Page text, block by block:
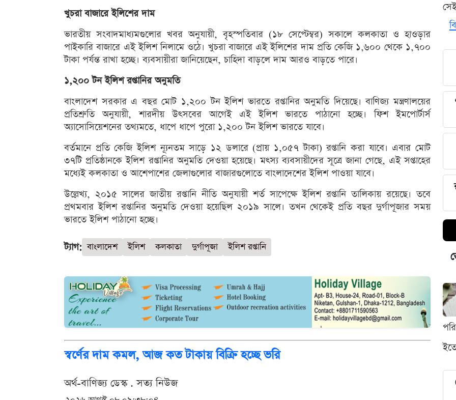
খুচরা বাজারে ইলিশের দাম
ভারতীয় সংবাদমাধ্যমগুলোর খবর অনুযায়ী, বৃহস্পতিবার (১৮ সেপ্টেম্বর) সকালে কলকাতা ও হাওড়ার
পাইকারি বাজারে এই ইলিশ নিলামে ওঠে। খুচরা বাজারে এই ইলিশের দাম প্রতি কেজি ১,৬০০ থেকে ১,৭০০
টাকা পর্যন্ত রাখা হচ্ছে। ব্যবসায়ীরা জানিয়েছেন, চাহিদা বাড়লে দাম আরও বাড়তে পারে।
১,২০০ টন ইলিশ রপ্তানির অনুমতি
বাংলাদেশ সরকার এ বছর মোট ১,২০০ টন ইলিশ ভারতে রপ্তানির অনুমতি দিয়েছে। বাণিজ্য মন্ত্রণালয়ের
প্রতিশ্রুতি অনুযায়ী, শারদীয় উৎসবের আগেই এই ইলিশ ভারতে পাঠানো হচ্ছে। ফিশ ইমপোর্টার্স
অ্যাসোসিয়েশনের তথ্যমতে, ধাপে ধাপে পুরো ১,২০০ টন ইলিশ ভারতে যাবে।
বর্তমানে প্রতি কেজি ইলিশ ন্যূনতম সাড়ে ১২ ডলারে (প্রায় ১,০৫৭ টাকা) রপ্তানি করা যাবে। এবার মোট
৩৭টি প্রতিষ্ঠানকে ইলিশ রপ্তানির অনুমতি দেওয়া হয়েছে। মৎস্য ব্যবসায়ীদের সূত্রে জানা গেছে, এই সপ্তাহের
মধ্যেই কলকাতা ও আশেপাশের জেলাগুলোর বাজারগুলোতে বাংলাদেশের ইলিশ পাওয়া যাবে।
উল্লেখ্য, ২০১৫ সালের জাতীয় রপ্তানি নীতি অনুযায়ী শর্ত সাপেক্ষে ইলিশ রপ্তানি তালিকায় রয়েছে। তবে
প্রথমবার ইলিশ রপ্তানির অনুমতি দেওয়া হয়েছিল ২০১৯ সালে। তখন থেকেই প্রতি বছর দুর্গাপূজার সময়
ভারতে ইলিশ পাঠানো হচ্ছে।
ট্যাগ: বাংলাদেশ ইলিশ কলকাতা দুর্গাপূজা ইলিশ রপ্তানি
স্বর্ণের দাম কমল, আজ কত টাকায় বিক্রি হচ্ছে ভরি
অর্থ-বাণিজ্য ডেস্ক . সত্য নিউজ